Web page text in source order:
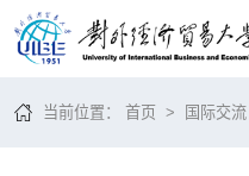
当前位置：首页 > 国际交流